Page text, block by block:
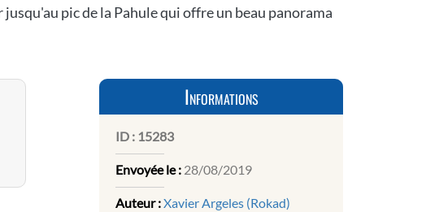
pic de la Pahule qui offre un beau panorama
Informations
ID : 15283
Envoyée le : 28/08/2019
Auteur :Xavier Argeles (Rokad)